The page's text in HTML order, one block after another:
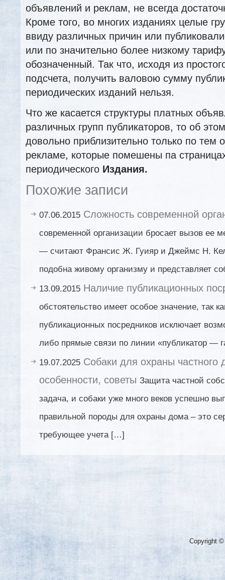
объявлений и реклам, не всегда
Кроме того, во многих изданиях целые
ввиду различных причин или
или по значительно более низкому
обозначенный. Так что, исходя из
подсчета, получить валовою сумму
периодических изданий нельзя.
Что же касается структуры платных
различных групп публикаторов, то об
довольно приблизительно только по тем
рекламе, которые помешены па
периодического Издания.
Похожие записи
07.06.2015 Сложность современной
современной организации бросает вызов ее
— считают Франсис Ж. Гуияр и Джеймс Н.
подобна живому организму и представляет
13.09.2015 Наличие публикационных
обстоятельство имеет особое значение, так
публикационных посредников исключает
либо прямые связи по линии «публикатор —
19.07.2025 Собаки для охраны
особенности, советы Защита частной
задача, и собаки уже много веков успешно
правильной породы для охраны дома – это
требующее учета […]
Copyright ©